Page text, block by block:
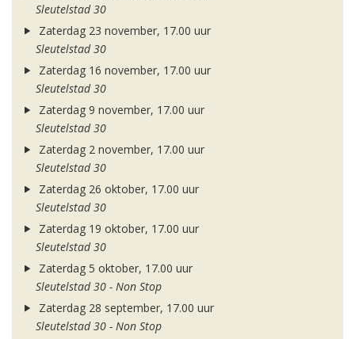
Sleutelstad 30
Zaterdag 23 november, 17.00 uur
Sleutelstad 30
Zaterdag 16 november, 17.00 uur
Sleutelstad 30
Zaterdag 9 november, 17.00 uur
Sleutelstad 30
Zaterdag 2 november, 17.00 uur
Sleutelstad 30
Zaterdag 26 oktober, 17.00 uur
Sleutelstad 30
Zaterdag 19 oktober, 17.00 uur
Sleutelstad 30
Zaterdag 5 oktober, 17.00 uur
Sleutelstad 30 - Non Stop
Zaterdag 28 september, 17.00 uur
Sleutelstad 30 - Non Stop